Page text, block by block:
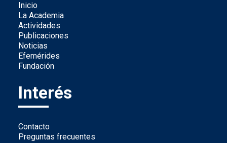
Inicio
La Academia
Actividades
Publicaciones
Noticias
Efemérides
Fundación
Interés
Contacto
Preguntas frecuentes